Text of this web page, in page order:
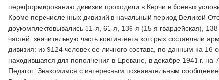
переформированию дивизии проходили в Керчи в боевых
Кроме перечисленных дивизий в начальный период Великой
доукомплектовывались 31-я, 61-я, 136-я (15-я гвардейская),
частей, значительную часть контингента которых
дивизия: из 9124 человек ее личного состава, по данным на
находившаяся для пополнения в Ереване, в декабре 1941 г.
Педагог: Знакомимся с интересным познавательным